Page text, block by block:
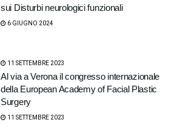
sui Disturbi neurologici funzionali
6 GIUGNO 2024
11 SETTEMBRE 2023
Al via a Verona il congresso internazionale
della European Academy of Facial Plastic
Surgery
11 SETTEMBRE 2023